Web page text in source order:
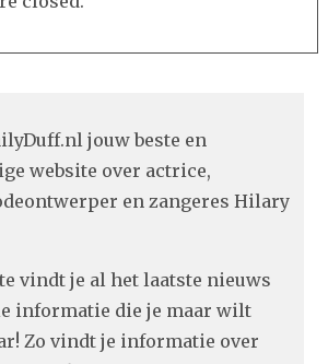
jouw beste en
website over actrice,
en zangeres Hilary
vindt je al het laatste nieuws
informatie die je maar wilt
Zo vindt je informatie over